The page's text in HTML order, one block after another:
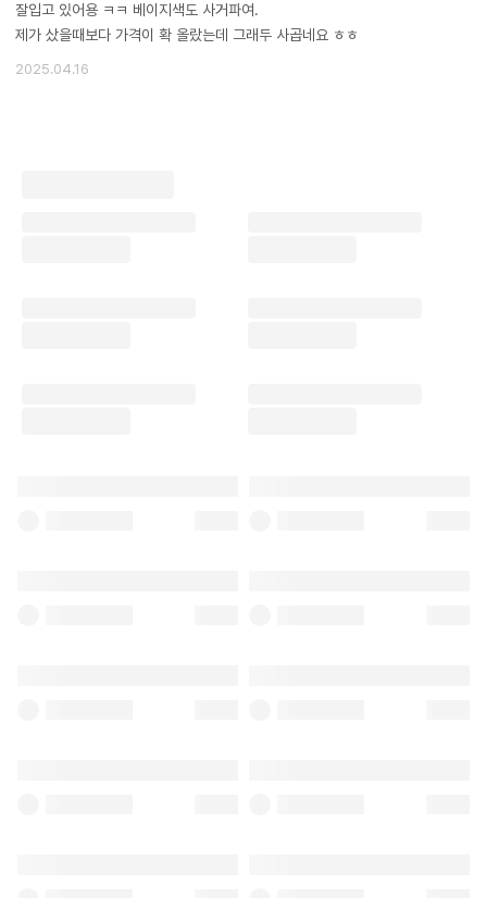
잘입고 있어용 ㅋㅋ 베이지색도 사거파여.
제가 샀을때보다 가격이 확 올랐는데 그래두 사곱네요 ㅎㅎ
2025.04.16